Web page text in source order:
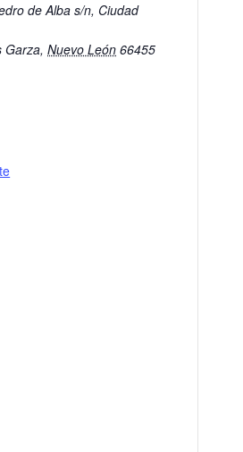
de Alba s/n, Ciudad
Garza, Nuevo León 66455